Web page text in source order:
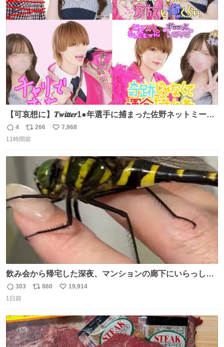
ト
数
数
【可哀想に】𝑻𝒘𝒊𝒕𝒕𝒆𝒓1●年選手に捕まった佐野ネットミーム
勇斗さんのコラボプリ
返
信
4
リ
ポ
266
い
数
7,968
11時間前
飲み会から帰宅した深夜、マンションの廊下にいらっしゃ
ったオニヤンマ様 まさかこんな都会でお会いできるなんて
思っておらず大興奮しております かっこよすぎる 指を差し
たが、飛ばないということは弱っていらっしゃるのでしょ
うか…素敵すぎる
返
信
303
リ
ト
数
860
い
数
19,914
1日前